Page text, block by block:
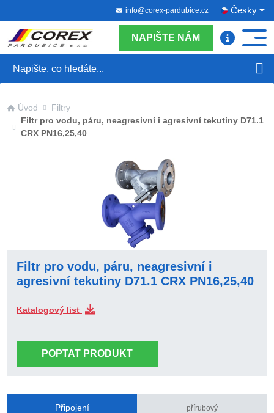
info@corex-pardubice.cz Česky
NAPIŠTE NÁM
Úvod
Filtry
Filtr pro vodu, páru, neagresivní i agresivní tekutiny D71.1
CRX PN16,25,40
Filtr pro vodu, páru, neagresivní i
agresivní tekutiny D71.1 CRX PN16,25,40
Katalogový list
POPTAT PRODUKT
Připojení přírubový